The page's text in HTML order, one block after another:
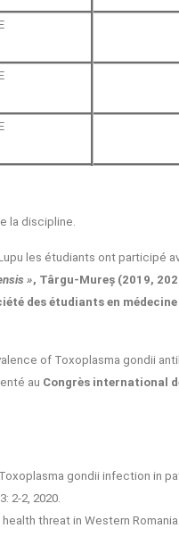
la discipline.
Lupu les étudiants ont participé
», Târgu-Mureș(2019,
des étudiants en
of Toxoplasma gondii
au Congrès international
gondii infection in
2-2, 2020.
threat in Western